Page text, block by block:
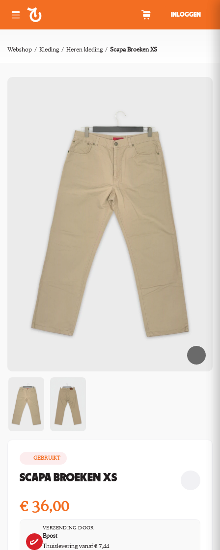
INLOGGEN
Webshop Kleding Heren kleding Scapa Broeken XS
GEBRUIKT
SCAPA BROEKEN XS
€ 36,00
VERZENDING DOOR
Bpost
Thuislevering vanaf € 7,44